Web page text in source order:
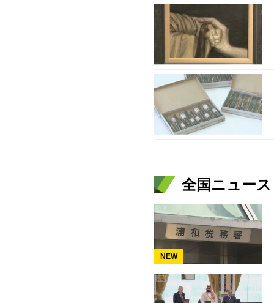
全国ニュー
NEW